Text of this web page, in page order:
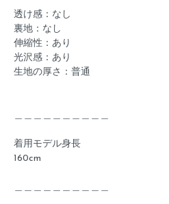
透け感：なし
裏地：なし
伸縮性：あり
光沢感：あり
生地の厚さ：普通
着用モデル身長
160cm